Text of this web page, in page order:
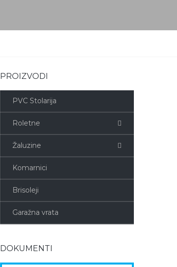
PROIZVODI
PVC Stolarija
Roletne
Žaluzine
Komarnici
Brisoleji
Garažna vrata
DOKUMENTI